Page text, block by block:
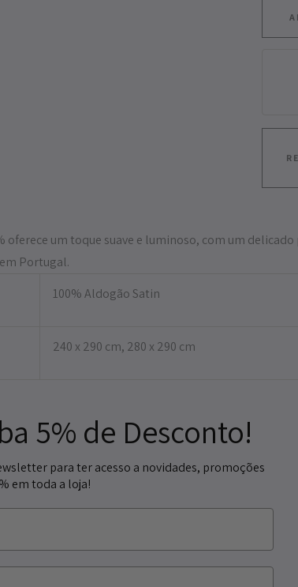
oferece um toque suave e luminoso, com um
Portugal.
100% Aldogão Satin
240 x 290 cm, 280 x 290 cm
5% de Desconto!
para ter acesso a novidades, promoções
em toda a loja!